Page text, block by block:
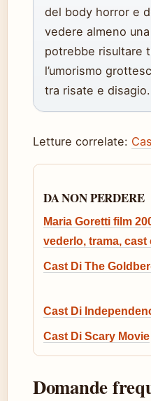
del body horror e
vedere almeno
potrebbe risultare
l’umorismo
tra risate e disagio.
Letture correlate:
DA NON PERDERE
Maria Goretti film
vederlo, trama, cast
Cast Di The
Cast Di
Cast Di Scary Movie
Domande